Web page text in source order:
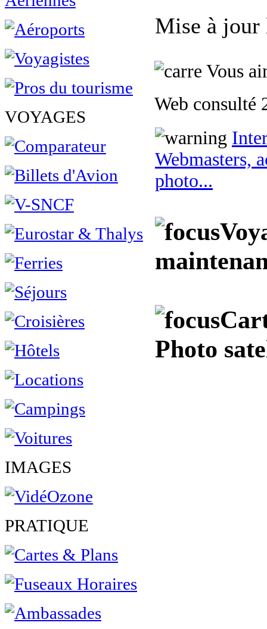
VOYAGES
IMAGES
PRATIQUE
Mise à jour
Vous
Web consulté
Webmasters,
photo...
Photo